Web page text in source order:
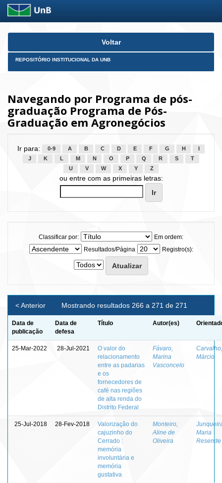
Skip
Voltar
REPOSITÓRIO INSTITUCIONAL DA UNB
Navegando por Programa de pós-
graduação Programa de Pós-
Graduação em Agronegócios
Ir para: 0-9 A B C D E F G H
J
K L M N O P Q R S
T
U
V W X Y Z
ou entre com as primeiras letras:
Classificar por:
Em ordem:
Resultados/Página
Registro(s):
Mostrando resultados 266 a 271 de 271
< Anterior
Data de
publicação
Data de
defesa
Título Autor(es)
25-Mar-2022 28-Jul-2021
O valor do
relacionamento
entre as padarias
e os
fornecedores de
café nas regiões
de alta renda do
Distrito Federal
Fávaro,
Marina
Vasconcelo
Márcio
25-Jul-2018 28-Fev-2018
Valorização do
cajuzinho do
Cerrado :
memória
involuntária e
memória
gustativa
Monteiro,
Aline de
Oliveira
Maria
Resende